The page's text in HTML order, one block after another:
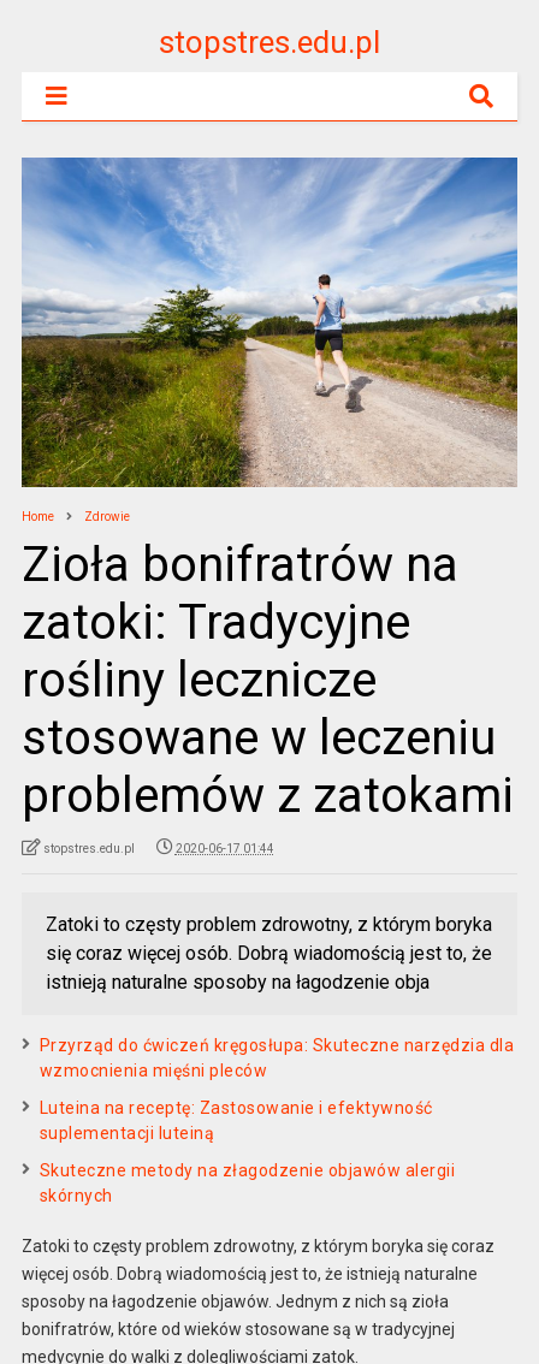
stopstres.edu.pl
Home Zdrowie
Zioła bonifratrów na
zatoki: Tradycyjne
rośliny lecznicze
stosowane w leczeniu
problemów z zatokami
stopstres.edu.pl 2020-06-17 01:44
Zatoki to częsty problem zdrowotny, z którym boryka
się coraz więcej osób. Dobrą wiadomością jest to, że
istnieją naturalne sposoby na łagodzenie obja
Przyrząd do ćwiczeń kręgosłupa: Skuteczne narzędzia dla
wzmocnienia mięśni pleców
Luteina na receptę: Zastosowanie i efektywność
suplementacji luteiną
Skuteczne metody na złagodzenie objawów alergii
skórnych
Zatoki to częsty problem zdrowotny, z którym boryka się coraz
więcej osób. Dobrą wiadomością jest to, że istnieją naturalne
sposoby na łagodzenie objawów. Jednym z nich są zioła
bonifratrów, które od wieków stosowane są w tradycyjnej
medycynie do walki z dolegliwościami zatok.